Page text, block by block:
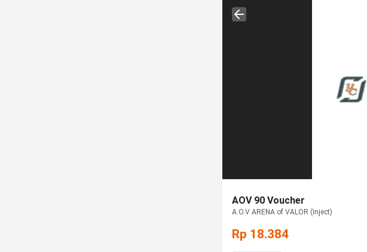
AOV 90 Voucher
A.O.V ARENA of VALOR (Inject)
Rp 18.384